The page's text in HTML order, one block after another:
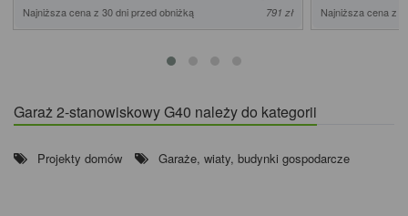
Najniższa cena z 30 dni przed obniżką
791 zł
Najniższa cena z
Garaż 2-stanowiskowy G40 należy do kategorii
Projekty domów Garaże, wiaty, budynki gospodarcze